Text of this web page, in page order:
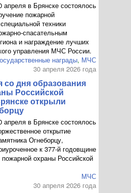
апреля в Брянске состоялось
пожарной
техники
спасательным
и награждение лучших
управления МЧС России.
награды, МЧС
30 апреля 2026 года
со дня образования
Российской
открыли
апреля в Брянске состоялось
открытие
Огнеборцу,
к 377-й годовщине
охраны Российской
МЧС
30 апреля 2026 года